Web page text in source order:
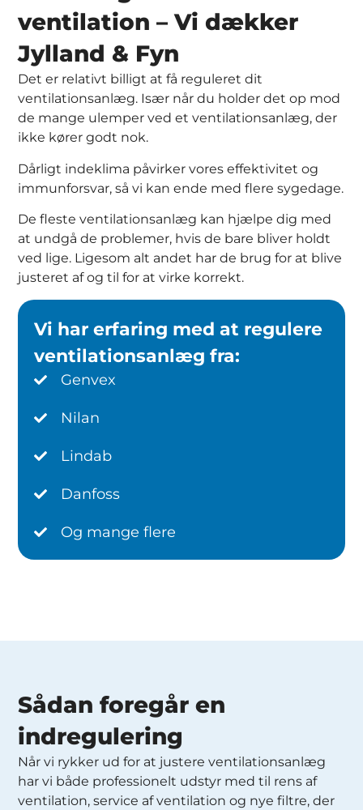
ventilation – Vi dækker
Jylland & Fyn
Det er relativt billigt at få reguleret dit
ventilationsanlæg. Især når du holder det op mod
de mange ulemper ved et ventilationsanlæg, der
ikke kører godt nok.
Dårligt indeklima påvirker vores effektivitet og
immunforsvar, så vi kan ende med flere sygedage.
De fleste ventilationsanlæg kan hjælpe dig med
at undgå de problemer, hvis de bare bliver holdt
ved lige. Ligesom alt andet har de brug for at blive
justeret af og til for at virke korrekt.
Vi har erfaring med at regulere
ventilationsanlæg fra:
Genvex
Nilan
Lindab
Danfoss
Og mange flere
Sådan foregår en
indregulering
Når vi rykker ud for at justere ventilationsanlæg
har vi både professionelt udstyr med til rens af
ventilation, service af ventilation og nye filtre, der